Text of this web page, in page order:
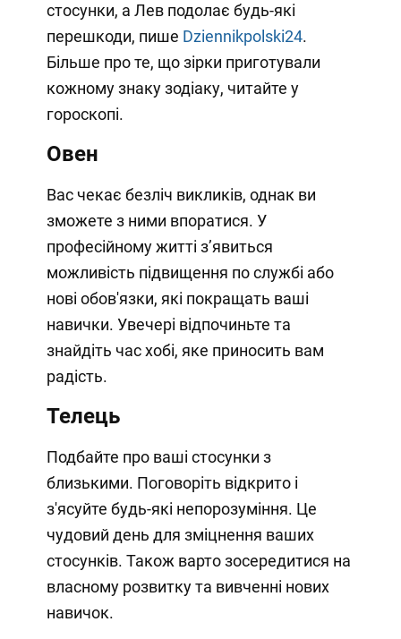
стосунки, а Лев подолає будь-які
перешкоди, пише Dziennikpolski24.
Більше про те, що зірки приготували
кожному знаку зодіаку, читайте у
гороскопі.
Овен
Вас чекає безліч викликів, однак ви
зможете з ними впоратися. У
професійному житті з’явиться
можливість підвищення по службі або
нові обов'язки, які покращать ваші
навички. Увечері відпочиньте та
знайдіть час хобі, яке приносить вам
радість.
Телець
Подбайте про ваші стосунки з
близькими. Поговоріть відкрито і
з'ясуйте будь-які непорозуміння. Це
чудовий день для зміцнення ваших
стосунків. Також варто зосередитися на
власному розвитку та вивченні нових
навичок.